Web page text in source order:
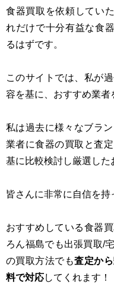
食器買取を依頼してい
れだけで十分有益な食
るはずです。
このサイトでは、私が
容を基に、おすすめ業者
私は過去に様々なブラ
業者に食器の買取と査
基に比較検討し厳選した
皆さんに非常に自信を持
おすすめしている食器
ろん福島でも出張買取/
の買取方法でも査定か
料で対応してくれます！